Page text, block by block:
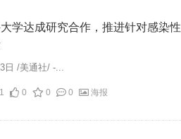
学达成研究合作，推进针对感染性
日 /美通社/ -...
1 0 0 0 海报